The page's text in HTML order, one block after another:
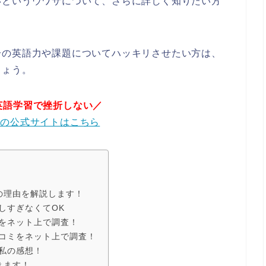
英語力や課題についてハッキリさせたい方は、
う。
学習で挫折しない／
公式サイトはこちら
由を解説します！
すぎなくてOK
ネット上で調査！
ミをネット上で調査！
の感想！